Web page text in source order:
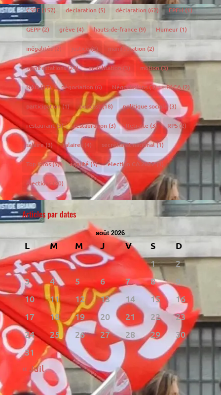
CSEE(157) declaration (5) déclaration (67) EPFH(1)
GEPP(2) grève (4) hauts-de-france (9) Humeur(1)
inégalités(2) justice(2) manifestation (2)
manifestations(24) mobilisation(3) motion(3)
NAO(17) négociation (6) Négociations(3) PACA(2)
participation(1) podcast(18) politique sociale(3)
restaurant(3) restauration(3) Retraite (3) RPS(2)
salaire(3) salaires (4) secrétariat national(1)
Top infos(5) égalité(5) élection CA 2022(3)
élections(20)
Articles par dates
août 2026
L M M J V S
D
1
2
3
4 5 6 7 8
9
10
11 12 13 14 15
16
17
18 19 20 21 22
23
24
25 26 27 28 29
30
31
« Juil